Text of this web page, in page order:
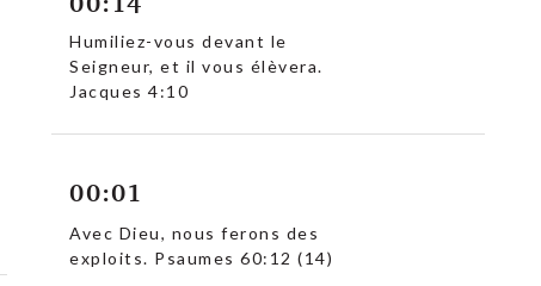
Humiliez-vous devant le
Seigneur, et il vous élèvera.
Jacques 4:10
00:01
Avec Dieu, nous ferons des
exploits. Psaumes 60:12 (14)